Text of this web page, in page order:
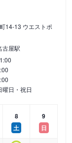
14-13 ウエストポ
古屋駅
曜日・祝日
8
土
9
日